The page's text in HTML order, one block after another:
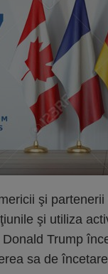
şi
şi utiliza
Trump
sa de